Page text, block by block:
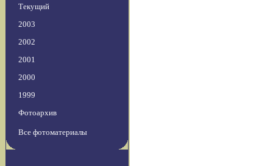
Текущий
2003
2002
2001
2000
1999
Фотоархив
Все фотоматериалы